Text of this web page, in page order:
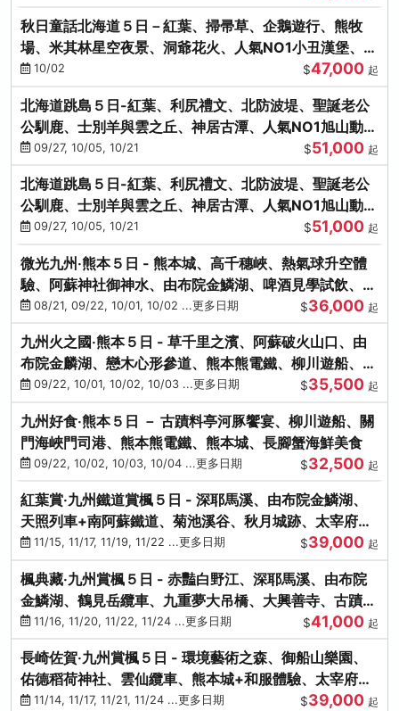
秋日童話北海道５日－紅葉、掃帚草、企鵝遊行、熊牧
場、米其林星空夜景、洞爺花火、人氣NO1小丑漢堡、螃
蟹放題(千/函)
10/02 $47,000 起
北海道跳島５日-紅葉、利尻禮文、北防波堤、聖誕老公
公馴鹿、士別羊與雲之丘、神居古潭、人氣NO1旭山動物
園、海膽涮涮鍋
09/27, 10/05, 10/21 $51,000 起
北海道跳島５日-紅葉、利尻禮文、北防波堤、聖誕老公
公馴鹿、士別羊與雲之丘、神居古潭、人氣NO1旭山動物
園、海膽涮涮鍋
09/27, 10/05, 10/21 $51,000 起
微光九州‧熊本５日 - 熊本城、高千穗峽、熱氣球升空體
驗、阿蘇神社御神水、由布院金鱗湖、啤酒見學試飲、豪
華海鮮盛宴
08/21, 09/22, 10/01, 10/02 ...更多日期 $36,000 起
九州火之國‧熊本５日 - 草千里之濱、阿蘇破火山口、由
布院金麟湖、戀木心形參道、熊本熊電鐵、柳川遊船、地
獄蒸DIY
09/22, 10/01, 10/02, 10/03 ...更多日期 $35,500 起
九州好食‧熊本５日 － 古蹟料亭河豚饗宴、柳川遊船、關
門海峽門司港、熊本熊電鐵、熊本城、長腳蟹海鮮美食
09/22, 10/02, 10/03, 10/04 ...更多日期 $32,500 起
紅葉賞‧九州鐵道賞楓５日 - 深耶馬溪、由布院金鱗湖、
天照列車+南阿蘇鐵道、菊池溪谷、秋月城跡、太宰府天
滿宮、竈門神社
11/15, 11/17, 11/19, 11/22 ...更多日期 $39,000 起
楓典藏‧九州賞楓５日 - 赤豔白野江、深耶馬溪、由布院
金鱗湖、鶴見岳纜車、九重夢大吊橋、大興善寺、古蹟河
豚+和牛饗宴
11/16, 11/20, 11/22, 11/24 ...更多日期 $41,000 起
長崎佐賀‧九州賞楓５日 - 環境藝術之森、御船山樂園、
佑德稻荷神社、雲仙纜車、熊本城+和服體驗、太宰府天
滿宮、光明禪寺
11/14, 11/17, 11/21, 11/24 ...更多日期 $39,000 起